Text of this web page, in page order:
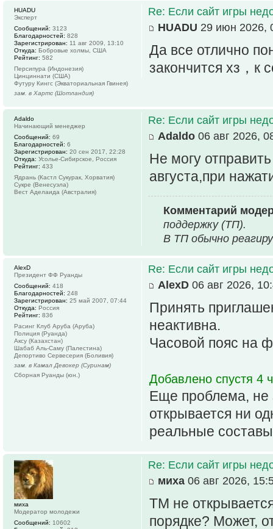
Re: Если сайт игры
HUADU 29 июн 2026,
Да все отлично
закончится хз，к
HUADU
Эксперт
Сообщений: 3123
Благодарностей: 828
Зарегистрирован: 11 авг 2009, 13:10
Откуда: Бобровые холмы, США
Рейтинг: 582
Персипура (Индонезия)
Цинциннати (США)
Футуру Кингс (Экваториальная Гвинея)
зам. в Хартс (Шотландия)
Re: Если сайт игры
Adaldo 06 авг 2026,
Не могу
августа,при
Комментарий
поддержку (ТП).
В ТП обычно
Adaldo
Начинающий менеджер
Сообщений: 69
Благодарностей: 6
Зарегистрирован: 20 сен 2017, 22:28
Откуда: Усолье-Сибирское, Россия
Рейтинг: 433
Ядрань (Кастл Сукурак, Хорватия)
Сукре (Венесуэла)
Вест Аделаида (Австралия)
Re: Если сайт игры
AlexD 06 авг 2026,
Принять
неактивна.
Часовой пояс на
Добавлено спустя 4
Еще проблема, не
открывается ни
реальные
AlexD
Президент ФФ Руанды
Сообщений: 418
Благодарностей: 248
Зарегистрирован: 25 май 2007, 07:44
Откуда: Россия
Рейтинг: 836
Расинг Клуб Аруба (Аруба)
Полиция (Руанда)
Аксу (Казахстан)
Шабаб Аль-Саму (Палестина)
Депортиво Сервесерия (Боливия)
зам. в Камал Девокер (Суринам)
Сборная Руанды (юн.)
Re: Если сайт игры
миха 06 авг 2026,
ТМ не
порядке? Может,
миха
Модератор молодежи
Сообщений: 10602